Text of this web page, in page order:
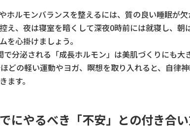
ホルモンバランスを整えるには、質の良い睡眠が
え、夜は寝室を暗くして深夜0時前には就寝し、朝
を心掛けましょう。
分泌される「成長ホルモン」は美肌づくりにも大
どの軽い運動やヨガ、瞑想を取り入れると、自律
ます。
にやるべき「不安」との付き合